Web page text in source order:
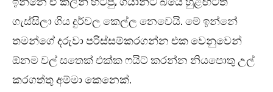
ගැස්සිලා ගිය දුර්වල කෙල්ල නෙවෙයි. මේ ඉන්නේ
තමන්ගේ දරුවා පරිස්සම්කරගන්න එක වෙනුවෙන්
ඕනම වල් සතෙක් එක්ක ෆයිට් කරන්න නියපොතු උල්
කරගත්තු අම්මා කෙනෙක්.